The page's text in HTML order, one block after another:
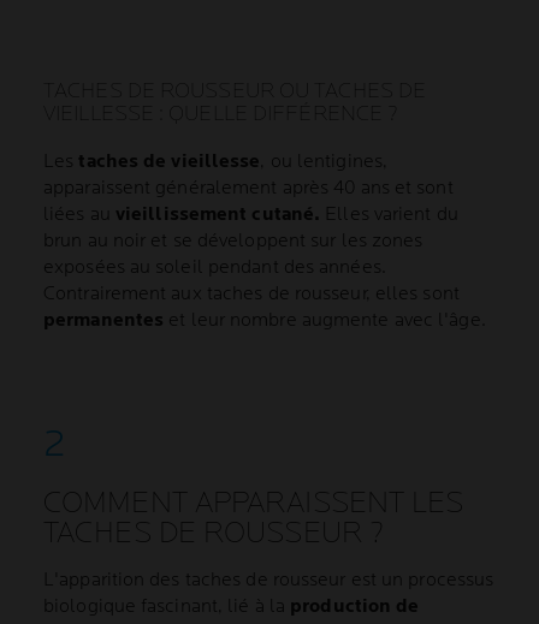
Les taches de vieillesse , ou lentigines,
apparaissent généralement après 40 ans et sont
liées au vieillissement cutané. Elles varient du
brun au noir et se développent sur les zones
exposées au soleil pendant des années.
Contrairement aux taches de rousseur, elles sont
permanentes et leur nombre augmente avec l'âge.
COMMENT APPARAISSENT LES
TACHES DE ROUSSEUR ?
L'apparition des taches de rousseur est un processus
biologique fascinant, lié à la production de